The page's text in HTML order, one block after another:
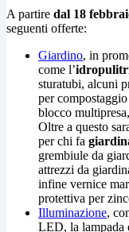
A partire dal 18
seguenti offerte:
Giardino, in
come l’
sturatubi, alcuni
per
blocco
Oltre a questo
per chi fa
grembiule da
attrezzi da
infine vernice
protettiva per
Illuminazione,
LED, la lampada